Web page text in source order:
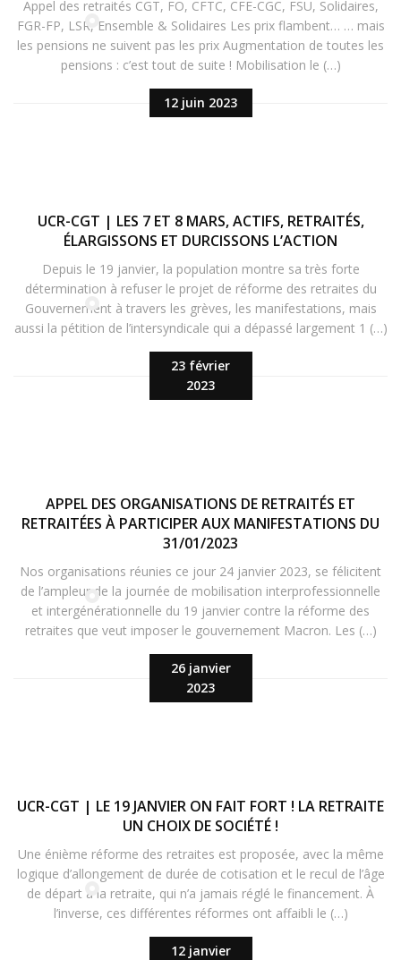
12 juin 2023
Appel des retraités CGT, FO, CFTC, CFE-CGC, FSU, Solidaires,
FGR-FP, LSR, Ensemble & Solidaires Les prix flambent… … mais
les pensions ne suivent pas les prix Augmentation de toutes les
pensions : c’est tout de suite ! Mobilisation le (…)
23 février
2023
UCR-CGT | LES 7 ET 8 MARS, ACTIFS, RETRAITÉS,
ÉLARGISSONS ET DURCISSONS L’ACTION
Depuis le 19 janvier, la population montre sa très forte
détermination à refuser le projet de réforme des retraites du
Gouvernement à travers les grèves, les manifestations, mais
aussi la pétition de l’intersyndicale qui a dépassé largement 1 (…)
26 janvier
2023
APPEL DES ORGANISATIONS DE RETRAITÉS ET
RETRAITÉES À PARTICIPER AUX MANIFESTATIONS DU
31/01/2023
Nos organisations réunies ce jour 24 janvier 2023, se félicitent
de l’ampleur de la journée de mobilisation interprofessionnelle
et intergénérationnelle du 19 janvier contre la réforme des
retraites que veut imposer le gouvernement Macron. Les (…)
12 janvier
UCR-CGT | LE 19 JANVIER ON FAIT FORT ! LA RETRAITE
UN CHOIX DE SOCIÉTÉ !
Une énième réforme des retraites est proposée, avec la même
logique d’allongement de durée de cotisation et le recul de l’âge
de départ à la retraite, qui n’a jamais réglé le financement. À
l’inverse, ces différentes réformes ont affaibli le (…)